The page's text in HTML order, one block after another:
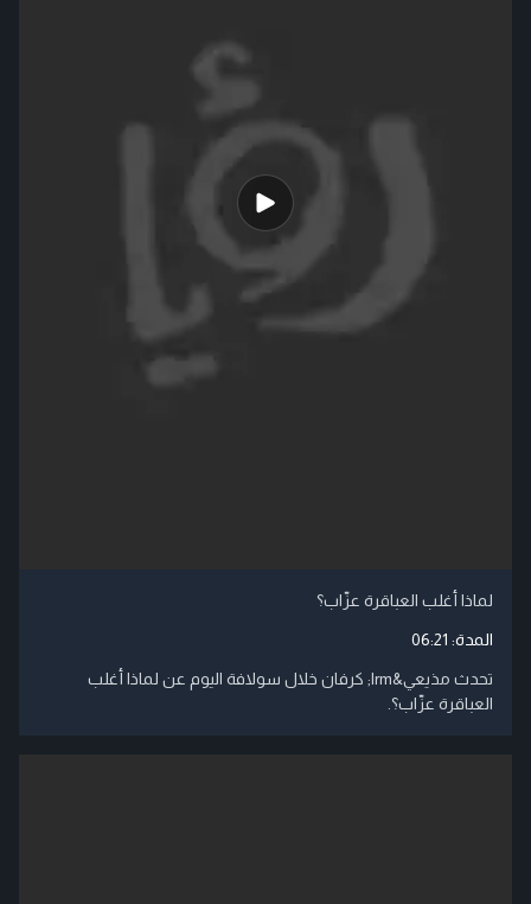
لماذا أغلب العباقرة عزّاب؟
المدة: 06:21
تحدث مذيعي‬&lrm; كرفان خلال سولافة اليوم عن لماذا أغلب
العباقرة عزّاب؟.